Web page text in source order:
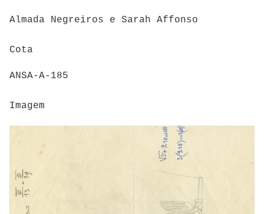
Almada Negreiros e Sarah Affonso
Cota
ANSA-A-185
Imagem